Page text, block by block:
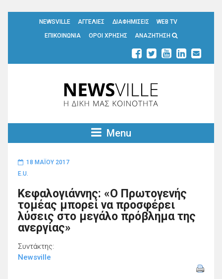
NEWSVILLE ΑΓΓΕΛΙΕΣ ΔΙΑΦΗΜΙΣΕΙΣ
WEB TV
ΕΠΙΚΟΙΝΩΝΙΑ
ΟΡΟΙ ΧΡΗΣΗΣ ΑΝΑΖΗΤΗΣΗ
Menu
18 ΜΑΪ́ΟΥ 2017
E.U.
Κεφαλογιάννης: «Ο Πρωτογενής
τομέας μπορεί να προσφέρει
λύσεις στο μεγάλο πρόβλημα της
ανεργίας»
Συντάκτης:
Newsville